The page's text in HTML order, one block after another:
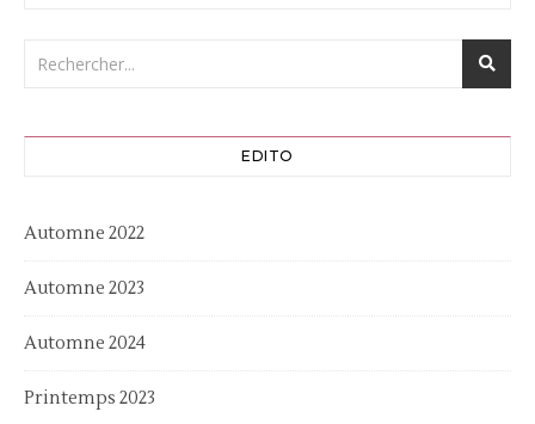
EDITO
Automne 2022
Automne 2023
Automne 2024
Printemps 2023